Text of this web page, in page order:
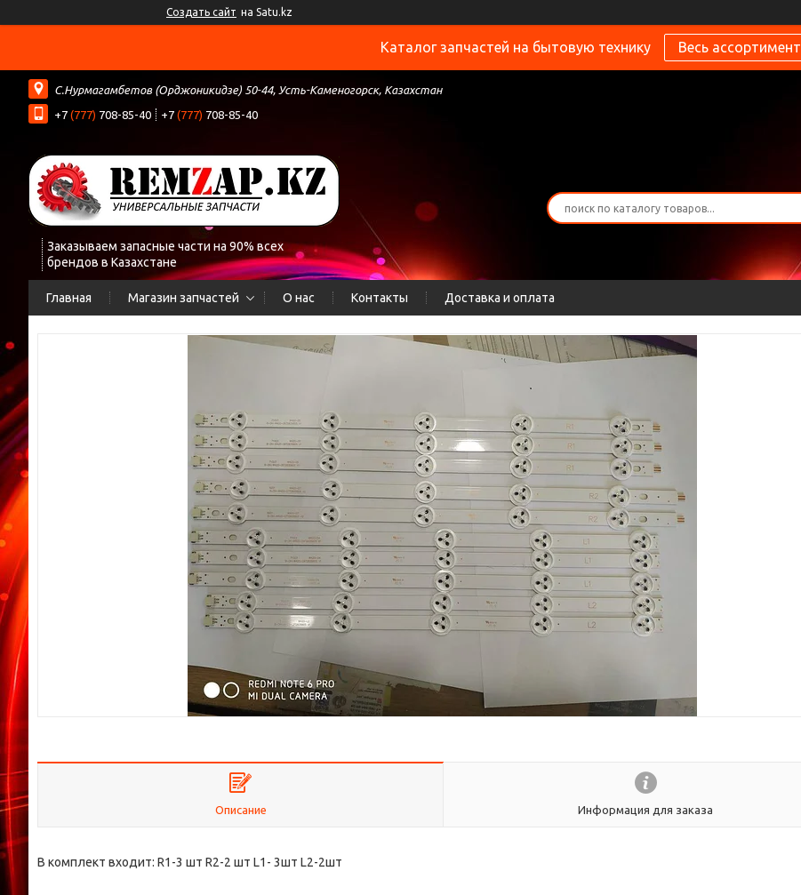
Создать сайт на Satu.kz
Каталог запчастей на бытовую технику Весь ассортимент
С.Нурмагамбетов (Орджоникидзе) 50-44, Усть-Каменогорск, Казахстан
+7 (777) 708-85-40 +7 (777) 708-85-40
Заказываем запасные части на 90% всех
брендов в Казахстане
Главная Магазин запчастей О нас Контакты Доставка и оплата
Описание Информация для заказа
В комплект входит: R1-3 шт R2-2 шт L1- 3шт L2-2шт